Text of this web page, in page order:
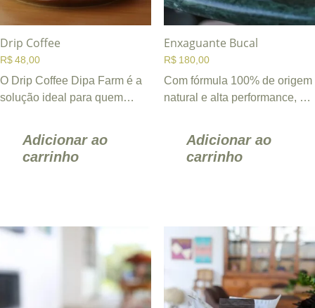
Drip Coffee
R$ 48,00
O Drip Coffee Dipa Farm é a
solução ideal para quem
Adicionar ao
carrinho
Enxaguante Bucal
R$ 180,00
Com fórmula 100% de origem
natural e alta performance, o
Adicionar ao
carrinho